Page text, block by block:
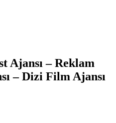
Ajansı – Reklam
– Dizi Film Ajansı